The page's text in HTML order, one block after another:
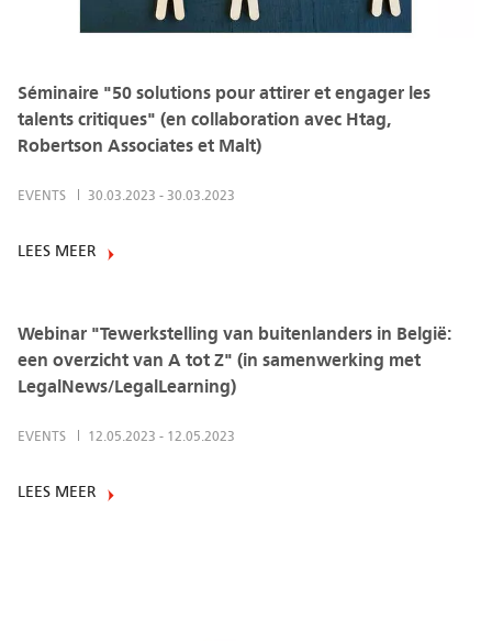
Séminaire "50 solutions pour attirer et engager les
talents critiques" (en collaboration avec Htag,
Robertson Associates et Malt)
EVENTS 30.03.2023 - 30.03.2023
LEES MEER
Webinar "Tewerkstelling van buitenlanders in België:
een overzicht van A tot Z" (in samenwerking met
LegalNews/LegalLearning)
EVENTS 12.05.2023 - 12.05.2023
LEES MEER